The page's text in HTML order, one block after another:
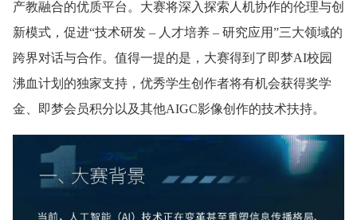
产教融合的优质平台。大赛将深入探索人机协作的伦理与创
新模式，促进“技术研发 – 人才培养 – 研究应用”三大领域的
跨界对话与合作。值得一提的是，大赛得到了即梦AI校园
沸血计划的独家支持，优秀学生创作者将有机会获得奖学
金、即梦会员积分以及其他AIGC影像创作的技术扶持。